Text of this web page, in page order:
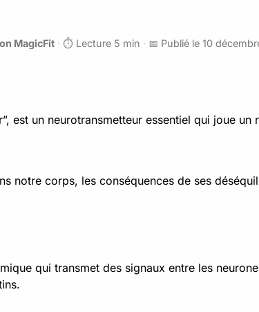
MagicFit · ⏱️ Lecture 5 min · 📅 Publié le 10
est un neurotransmetteur essentiel qui joue
notre corps, les conséquences de ses
qui transmet des signaux entre les